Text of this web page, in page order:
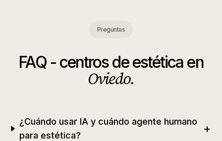
Preguntas
FAQ - centros de estética en
Oviedo.
¿Cuándo usar IA y cuándo agente humano
para estética?
+